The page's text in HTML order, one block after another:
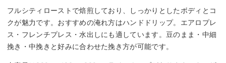
フルシティローストで焙煎しており、しっかりとしたボディとコ
クが魅力です。おすすめの淹れ方はハンドドリップ。エアロプレ
ス・フレンチプレス・水出しにも適しています。豆のまま・中細
挽き・中挽きと好みに合わせた挽き方が可能です。